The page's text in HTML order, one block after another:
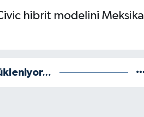
hibrit modelini Meksika